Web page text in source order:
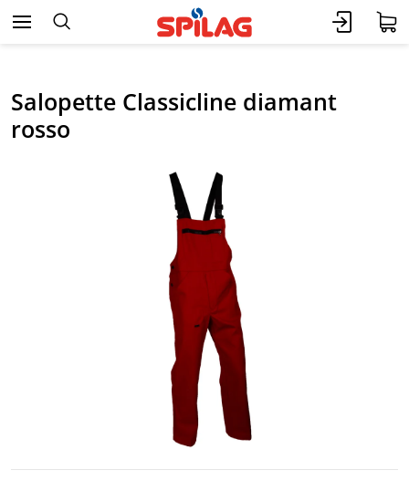
Salopette Classicline diamant
rosso